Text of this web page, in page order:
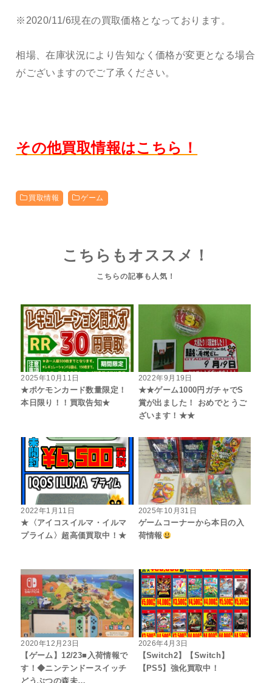
※2020/11/6現在の買取価格となっております。
相場、在庫状況により告知なく価格が変更となる場合
がございますのでご了承ください。
その他買取情報はこちら！
買取情報 ゲーム
こちらもオススメ！
2025年10月11日
★ポケモンカード数量限定！
本日限り！！買取告知★
2022年9月19日
★★ゲーム1000円ガチャでS
賞が出ました！ おめでとうご
ざいます！★★
2022年1月11日
★〈アイコスイルマ・イルマ
プライム〉超高価買取中！★
2025年10月31日
ゲームコーナーから本日の入
荷情報
2020年12月23日
【ゲーム】12/23■入荷情報で
す！◆ニンテンドースイッチ
どうぶつの森未…
2026年4月3日
【Switch2】【Switch】
【PS5】強化買取中！